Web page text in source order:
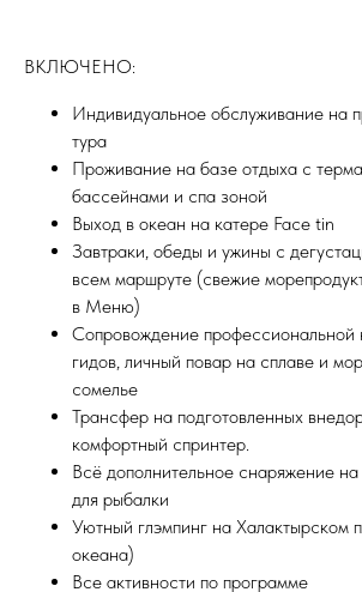
ВКЛЮЧЕНО:
Индивидуальное обслуживание на
тура
Проживание на базе отдыха с
бассейнами и спа зоной
Выход в океан на катере Face tin
Завтраки, обеды и ужины с
всем маршруте (свежие
в Меню)
Сопровождение профессиональной
гидов, личный повар на сплаве и
сомелье
Трансфер на подготовленных
комфортный спринтер.
Всё дополнительное снаряжение
для рыбалки
Уютный глэмпинг на Халактырском
океана)
Все активности по программе